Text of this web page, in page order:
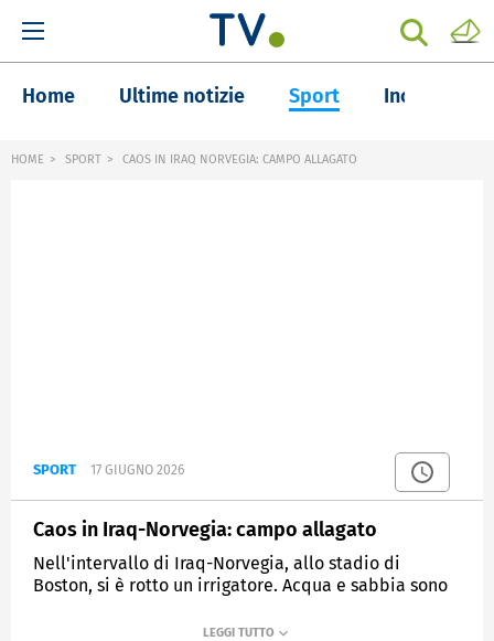
Home Ultime notizie Sport Inchieste
HOME SPORT CAOS IN IRAQ NORVEGIA: CAMPO ALLAGATO
SPORT 17 GIUGNO 2026
Caos in Iraq-Norvegia: campo allagato
Nell'intervallo di Iraq-Norvegia, allo stadio di
Boston, si è rotto un irrigatore. Acqua e sabbia sono
trasformandolo in un vero e proprio pantano.